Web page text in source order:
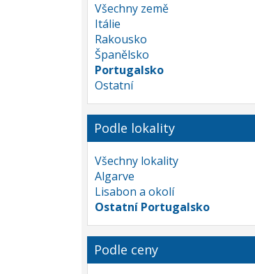
Všechny země
Itálie
Rakousko
Španělsko
Portugalsko
Ostatní
Podle lokality
Všechny lokality
Algarve
Lisabon a okolí
Ostatní Portugalsko
Podle ceny